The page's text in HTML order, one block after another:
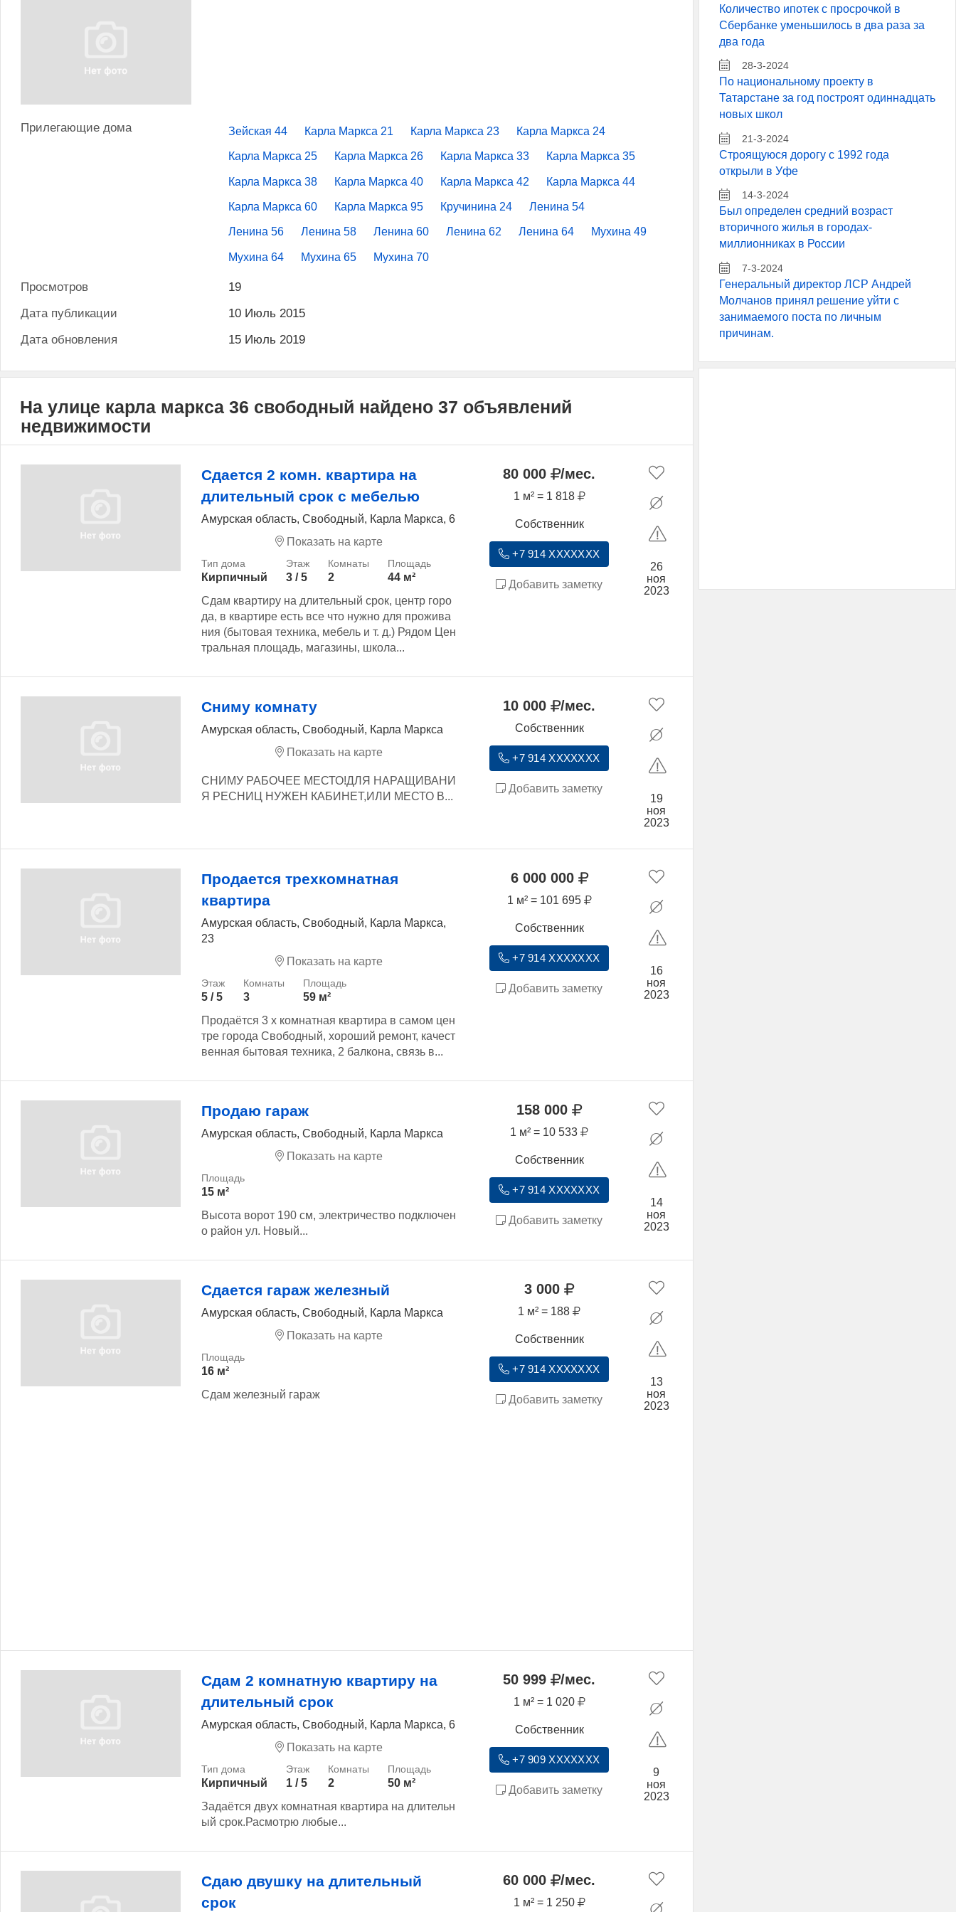
Прилегающие дома Зейская 44 Карла Маркса 21 Карла Маркса 23 Карла Маркса 24
Карла Маркса 25 Карла Маркса 26 Карла Маркса 33 Карла Маркса 35
Карла Маркса 38 Карла Маркса 40 Карла Маркса 42 Карла Маркса 44
Карла Маркса 60 Карла Маркса 95 Кручинина 24 Ленина 54
Ленина 56 Ленина 58 Ленина 60 Ленина 62 Ленина 64 Мухина 49
Мухина 64 Мухина 65 Мухина 70
Просмотров
19
Дата публикации
10 Июль 2015
Дата обновления
15 Июль 2019
На улице карла маркса 36 свободный найдено 37 объявлений
недвижимости
Сдается 2 комн. квартира на
длительный срок с мебелью
Амурская область, Свободный, Карла Маркса, 6
Показать на карте
Кирпичный 3 / 5 2
44 м²
Сдам квартиру на длительный срок, центр горо
да, в квартире есть все что нужно для прожива
ния (бытовая техника, мебель и т. д.) Рядом Цен
тральная площадь, магазины, школа...
80 000 /мес.
1 м² = 1 818
Собственник
+7 914 XXXXXXX
Добавить заметку
26
ноя
2023
Сниму комнату
Амурская область, Свободный, Карла Маркса
Показать на карте
СНИМУ РАБОЧЕЕ МЕСТО!ДЛЯ НАРАЩИВАНИ
Я РЕСНИЦ НУЖЕН КАБИНЕТ,ИЛИ МЕСТО В...
10 000 /мес.
Собственник
+7 914 XXXXXXX
Добавить заметку
19
ноя
2023
Продается трехкомнатная
квартира
Амурская область, Свободный, Карла Маркса,
23
Показать на карте
5 / 5 3
59 м²
Продаётся 3 х комнатная квартира в самом цен
тре города Свободный, хороший ремонт, качест
венная бытовая техника, 2 балкона, связь в...
6 000 000
1 м² = 101 695
Собственник
+7 914 XXXXXXX
Добавить заметку
16
ноя
2023
Продаю гараж
Амурская область, Свободный, Карла Маркса
Показать на карте
15 м²
Высота ворот 190 см, электричество подключен
о район ул. Новый...
158 000
1 м² = 10 533
Собственник
+7 914 XXXXXXX
Добавить заметку
14
ноя
2023
Сдается гараж железный
Амурская область, Свободный, Карла Маркса
Показать на карте
16 м²
Сдам железный гараж
3 000
1 м² = 188
Собственник
+7 914 XXXXXXX
Добавить заметку
13
ноя
2023
Сдам 2 комнатную квартиру на
длительный срок
Амурская область, Свободный, Карла Маркса, 6
Показать на карте
Кирпичный 1 / 5 2
50 м²
Задаётся двух комнатная квартира на длительн
ый срок.Расмотрю любые...
50 999 /мес.
1 м² = 1 020
Собственник
+7 909 XXXXXXX
Добавить заметку
9
ноя
2023
Сдаю двушку на длительный
срок
60 000 /мес.
1 м² = 1 250
Количество ипотек с просрочкой в
Сбербанке уменьшилось в два раза за
два года
28-3-2024
По национальному проекту в
Татарстане за год построят одиннадцать
новых школ
21-3-2024
Строящуюся дорогу с 1992 года
открыли в Уфе
14-3-2024
Был определен средний возраст
вторичного жилья в городах-
миллионниках в России
7-3-2024
Генеральный директор ЛСР Андрей
Молчанов принял решение уйти с
занимаемого поста по личным
причинам.